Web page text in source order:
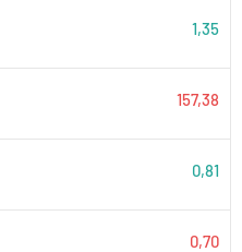
1,35
157,38
0,81
0,70